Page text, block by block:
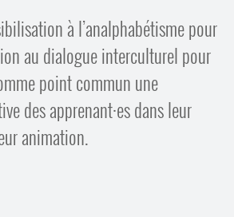
à l’analphabétisme pour
au dialogue interculturel pour
point commun une
des apprenant·es dans leur
animation.